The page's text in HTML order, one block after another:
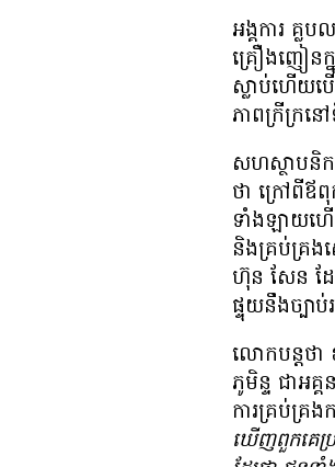
អង្គការ គ្ល
គ្រឿងញៀន​ក្
ស្លាប់​ហើយ​ប
ភាព​ក្រីក្រ​ន
សហ​ស្ថាបនិ
ថា ក្រៅពី​ឪ
ទាំង​ឡាយ​ហ
និង​គ្រប់គ្រ
ហ៊ុន សែន ដែ
ផ្ទុយ​នឹង​ច្បាប់​
លោក​បន្ត​ថា
ភូមិន្ទ ជា​អគ្
ការ​គ្រប់គ្រ
ឃើញ​ពួកគេ​ប្